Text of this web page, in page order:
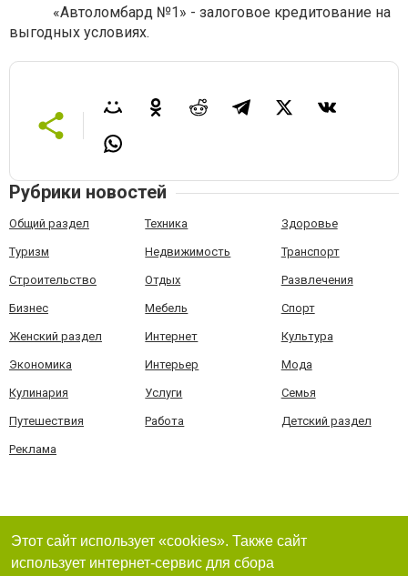
«Автоломбард №1» - залоговое кредитование на
выгодных условиях.
Рубрики новостей
Общий раздел Техника Здоровье
Туризм Недвижимость Транспорт
Строительство Отдых Развлечения
Бизнес Мебель Спорт
Женский раздел Интернет Культура
Экономика Интерьер Мода
Кулинария Услуги Семья
Путешествия Работа Детский раздел
Реклама
Этот сайт использует «cookies». Также сайт
использует интернет-сервис для сбора